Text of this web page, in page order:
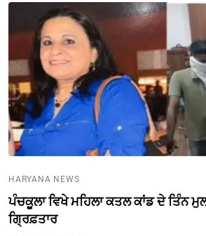
HARYANA NEWS
ਪੰਚਕੂਲਾ ਵਿਖੇ ਮਹਿਲਾ ਕਤਲ ਕਾਂਡ ਦੇ ਤਿੰਨ
ਗ੍ਰਿਫ਼ਤਾਰ